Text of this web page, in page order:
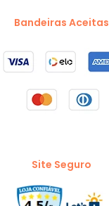
Bandeiras Aceitas
Site Seguro